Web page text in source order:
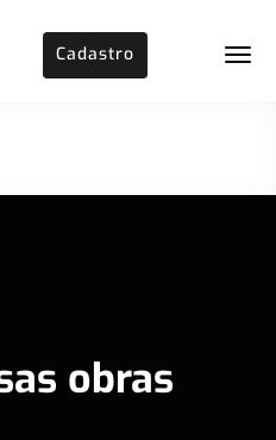
Cadastro
obras